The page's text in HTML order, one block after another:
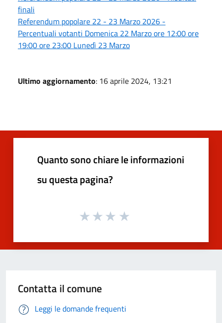
finali
Referendum popolare 22 - 23 Marzo 2026 -
Percentuali votanti Domenica 22 Marzo ore 12:00 ore
19:00 ore 23:00 Lunedì 23 Marzo
Ultimo aggiornamento: 16 aprile 2024, 13:21
Quanto sono chiare le informazioni
su questa pagina?
Contatta il comune
Leggi le domande frequenti